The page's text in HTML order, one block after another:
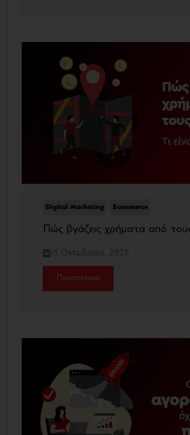
Digital Marketing Ecommerce
Πώς βγάζεις χρήματα από
15 Οκτωβρίου, 2025
Περισσότερα